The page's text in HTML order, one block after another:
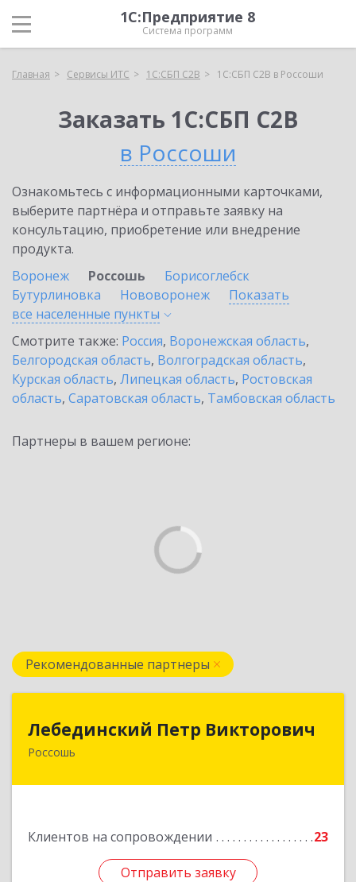
1С:Предприятие 8
Система программ
Главная Сервисы ИТС 1С:СБП C2B 1С:СБП C2B в Россоши
Заказать 1С:СБП C2B
в Россоши
Ознакомьтесь с информационными карточками,
выберите партнёра и отправьте заявку на
консультацию, приобретение или внедрение
продукта.
Воронеж
Россошь
Борисоглебск
Бутурлиновка
Нововоронеж
Показать
все населенные пункты
Смотрите также: Россия, Воронежская область,
Белгородская область, Волгоградская область,
Курская область, Липецкая область, Ростовская
область, Саратовская область, Тамбовская область
Партнеры в вашем регионе:
Рекомендованные партнеры
Лебединский Петр Викторович
Россошь
Клиентов на сопровождении 23
Отправить заявку
Лебединский Петр Викторович
396650, Воронежская обл., г. Россошь, пер.
Отправить заявку